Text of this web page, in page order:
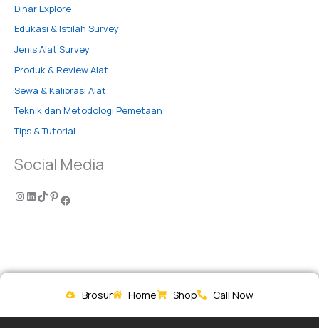
Dinar Explore
Edukasi & Istilah Survey
Jenis Alat Survey
Produk & Review Alat
Sewa & Kalibrasi Alat
Teknik dan Metodologi Pemetaan
Tips & Tutorial
Social Media
Brosur Home Shop Call Now